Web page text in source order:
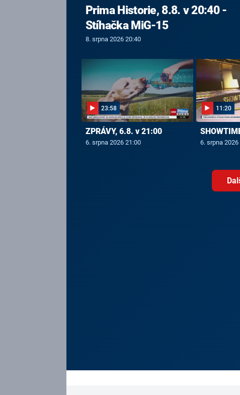
Prima Historie, 8.8. v 20:40 -
Stíhačka MiG-15
8. srpna 2026 20:40
23:58
ZPRÁVY, 6.8. v 21:00
6. srpna 2026 21:00
11:20
6. srpna 2026